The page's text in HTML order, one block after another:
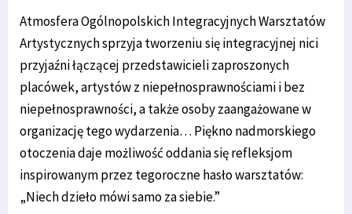
Atmosfera Ogólnopolskich Integracyjnych Warsztatów
Artystycznych sprzyja tworzeniu się integracyjnej nici
przyjaźni łączącej przedstawicieli zaproszonych
placówek, artystów z niepełnosprawnościami i bez
niepełnosprawności, a także osoby zaangażowane w
organizację tego wydarzenia… Piękno nadmorskiego
otoczenia daje możliwość oddania się refleksjom
inspirowanym przez tegoroczne hasło warsztatów:
„Niech dzieło mówi samo za siebie.”